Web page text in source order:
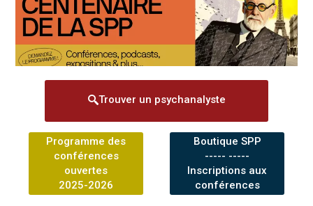
Trouver un psychanalyste
Programme des
conférences
ouvertes
2025-2026
Boutique SPP
----- -----
Inscriptions aux
conférences